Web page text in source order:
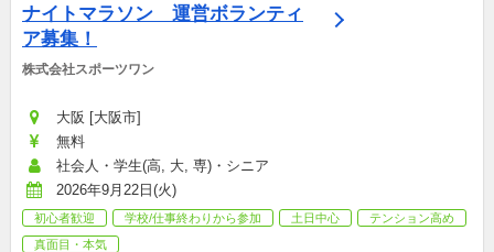
ナイトマラソン　運営ボランティ
ア募集！
株式会社スポーツワン
大阪 [大阪市]
無料
社会人・学生(高, 大, 専)・シニア
2026年9月22日(火)
初心者歓迎 学校/仕事終わりから参加 土日中心
テンション高め
真面目・本気